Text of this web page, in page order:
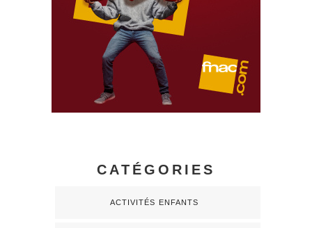
CATÉGORIES
ACTIVITÉS ENFANTS